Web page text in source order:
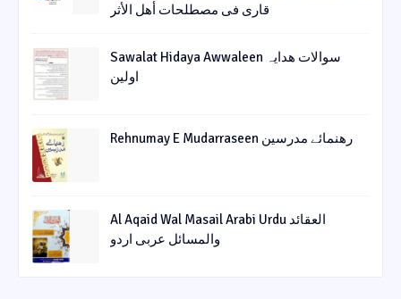
قاری فی مصطلحات أھل الأثر
Sawalat Hidaya Awwaleen سوالات ھدایہ
اولین
Rehnumay E Mudarraseen رهنمائے مدرسین
Al Aqaid Wal Masail Arabi Urdu العقائد
والمسائل عربی اردو